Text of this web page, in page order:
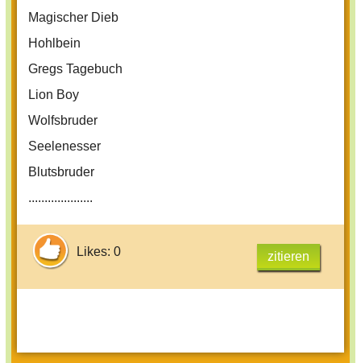
Magischer Dieb
Hohlbein
Gregs Tagebuch
Lion Boy
Wolfsbruder
Seelenesser
Blutsbruder
....................
Likes: 0 zitieren